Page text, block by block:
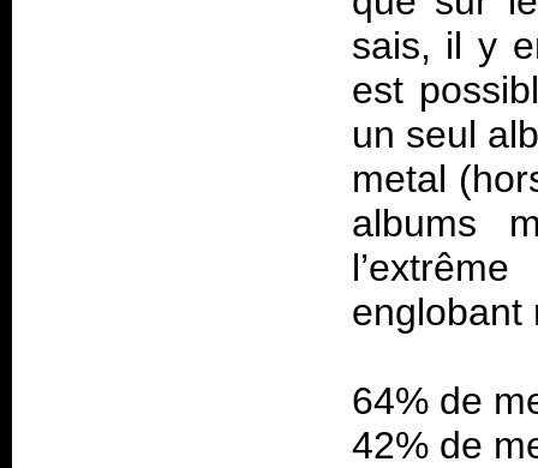
sais, il y
est
un seul
metal
albums
englobant
64% de
42% de